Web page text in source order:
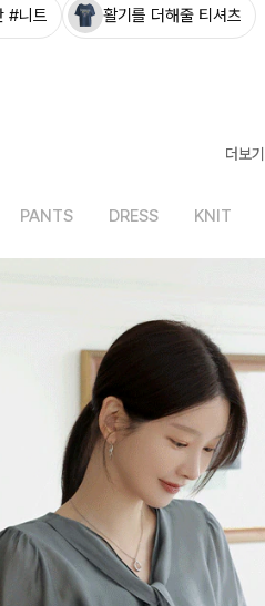
#니트 활기를 더해줄 티셔츠
더보기
PANTS DRESS KNIT